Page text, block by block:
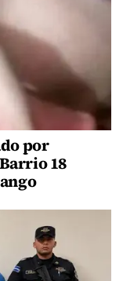
por
18